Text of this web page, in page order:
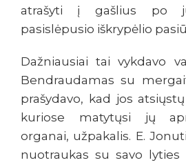
atrašyti į gašlius po
pasislėpusio iškrypėlio
Dažniausiai tai vykdavo
Bendraudamas su
prašydavo, kad jos
kuriose matytųsi jų
organai, užpakalis. E.
nuotraukas su savo lyties